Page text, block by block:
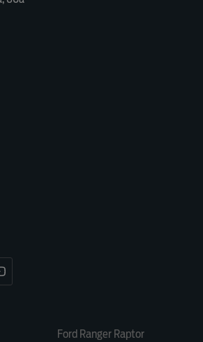
Ford Ranger Raptor